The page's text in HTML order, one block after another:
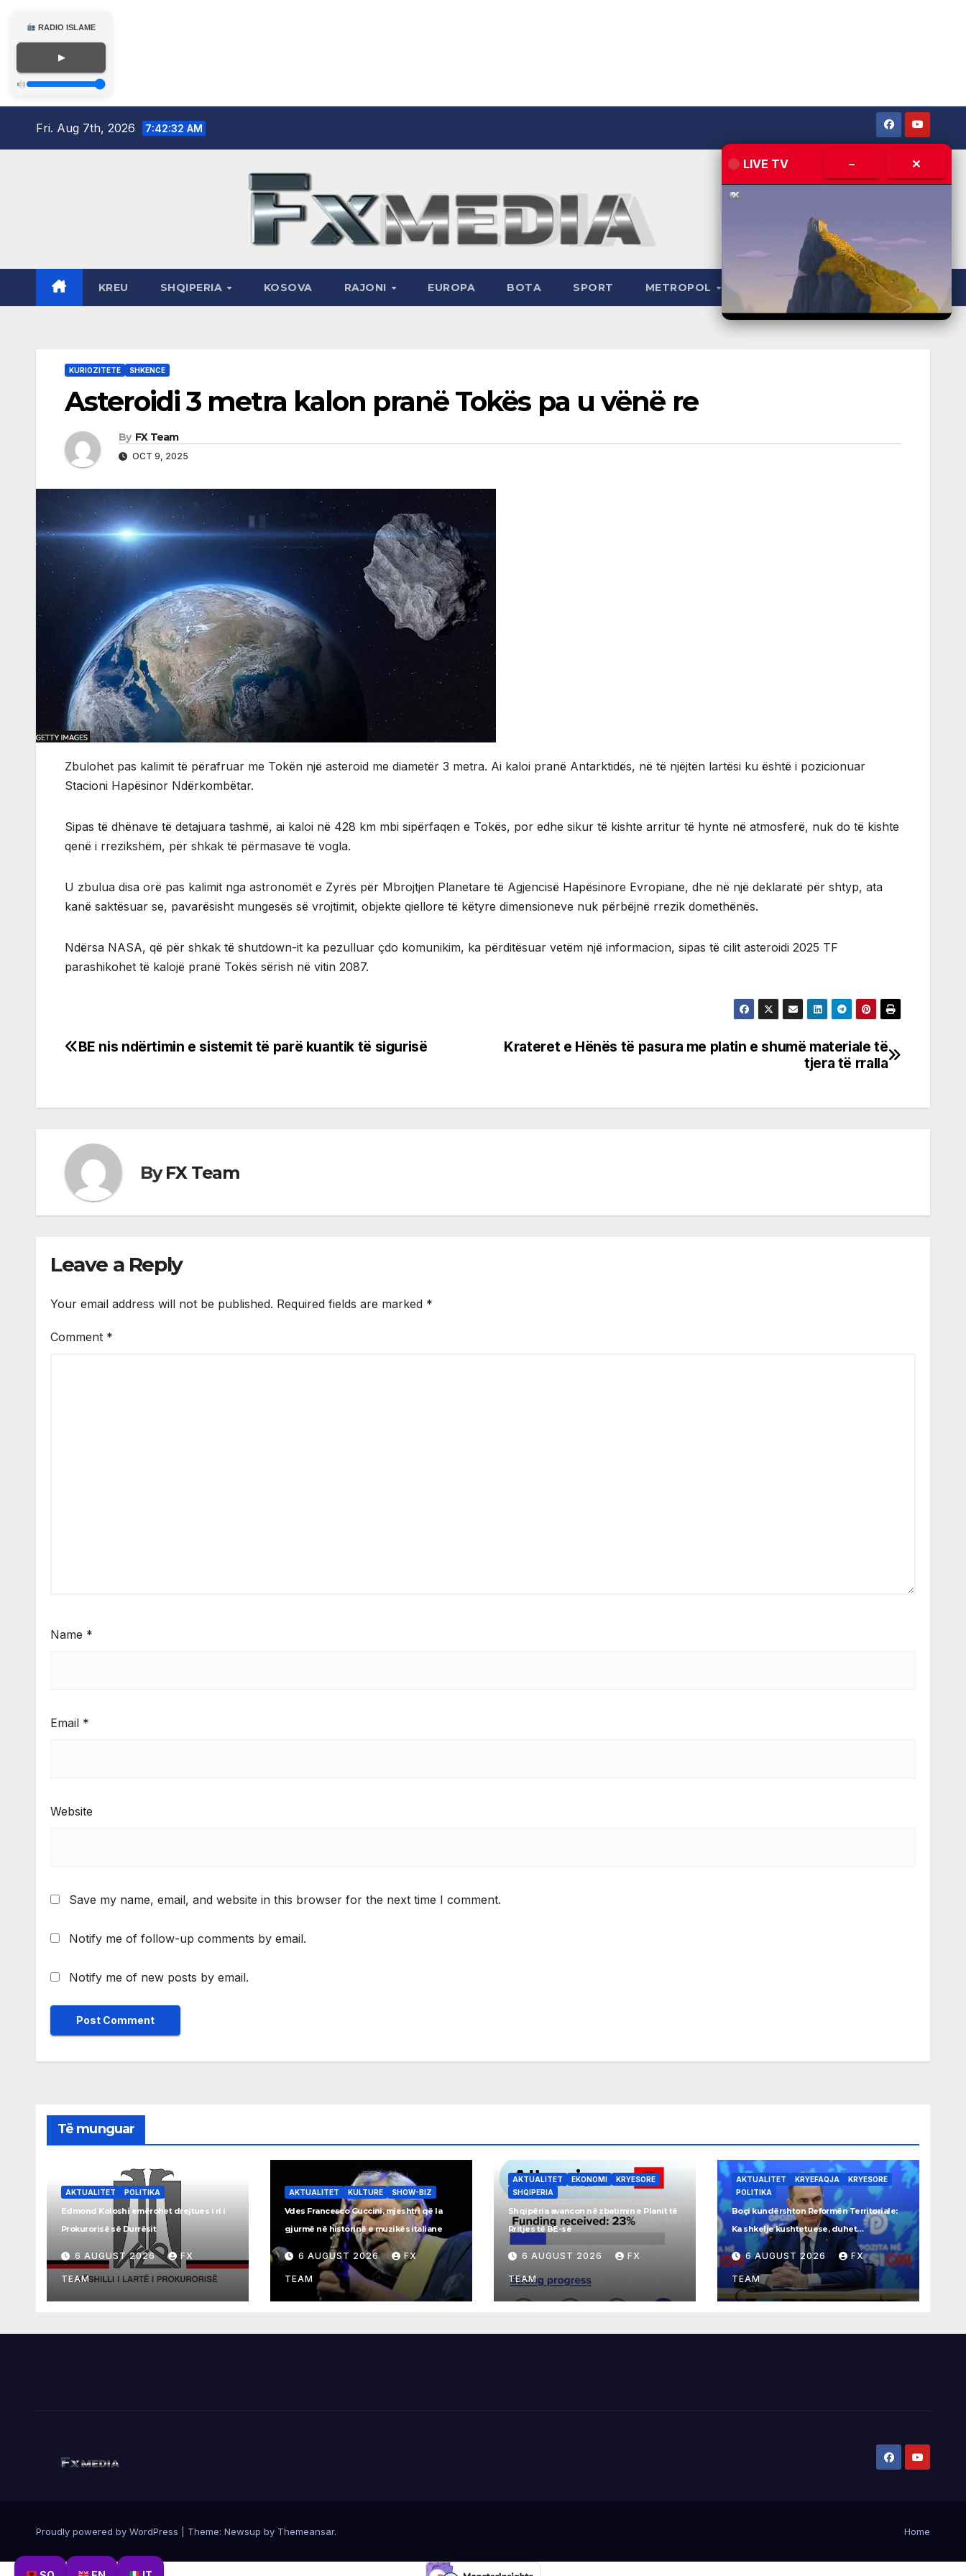
RADIO ISLAME
▶
Fri. Aug 7th, 2026 7:42:33 AM
KREU SHQIPERIA KOSOVA RAJONI EUROPA BOTA SPORT METROPOL
KURIOZITETE SHKENCE
Asteroidi 3 metra kalon pranë Tokës pa u vënë re
By FX Team
OCT 9, 2025
Zbulohet pas kalimit të përafruar me Tokën një asteroid me diametër 3 metra. Ai kaloi pranë Antarktidës, në të njëjtën lartësi ku është i pozicionuar
Stacioni Hapësinor Ndërkombëtar.
Sipas të dhënave të detajuara tashmë, ai kaloi në 428 km mbi sipërfaqen e Tokës, por edhe sikur të kishte arritur të hynte në atmosferë, nuk do të kishte
qenë i rrezikshëm, për shkak të përmasave të vogla.
U zbulua disa orë pas kalimit nga astronomët e Zyrës për Mbrojtjen Planetare të Agjencisë Hapësinore Evropiane, dhe në një deklaratë për shtyp, ata
kanë saktësuar se, pavarësisht mungesës së vrojtimit, objekte qiellore të këtyre dimensioneve nuk përbëjnë rrezik domethënës.
Ndërsa NASA, që për shkak të shutdown-it ka pezulluar çdo komunikim, ka përditësuar vetëm një informacion, sipas të cilit asteroidi 2025 TF
parashikohet të kalojë pranë Tokës sërish në vitin 2087.
Post
Krateret e Hënës të pasura me platin e shumë materiale të
tjera të rralla
BE nis ndërtimin e sistemit të parë kuantik të sigurisë
ByFX Team
Leave a Reply
Your email address will not be published. Required fields are marked *
Comment *
Name *
Email *
Website
Save my name, email, and website in this browser for the next time I comment.
Notify me of follow-up comments by email.
Notify me of new posts by email.
Të munguar
AKTUALITET POLITIKA
Edmond Koloshi emërohet drejtues i ri i
Prokurorisë së Durrësit
6 AUGUST 2026 FX
TEAM
AKTUALITET KULTURE SHOW-BIZ
Vdes Francesco Guccini, mjeshtri që la
gjurmë në historinë e muzikës italiane
6 AUGUST 2026 FX
TEAM
AKTUALITET EKONOMI
KRYESORE
SHQIPERIA
Shqipëria avancon në zbatimin e Planit të
Rritjes të BE-së
6 AUGUST 2026 FX
TEAM
AKTUALITET KRYEFAQJA
KRYESORE
POLITIKA
Boçi kundërshton Reformën Territoriale:
Ka shkelje kushtetuese, duhet
referendum
6 AUGUST 2026 FX
TEAM
Proudly powered by WordPress Theme: Newsup by Themeansar. Home
LIVE TV – ✕